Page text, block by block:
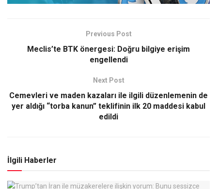
Previous Post
Meclis’te BTK önergesi: Doğru bilgiye erişim
engellendi
Next Post
Cemevleri ve maden kazaları ile ilgili düzenlemenin de
yer aldığı “torba kanun” teklifinin ilk 20 maddesi kabul
edildi
İlgili Haberler